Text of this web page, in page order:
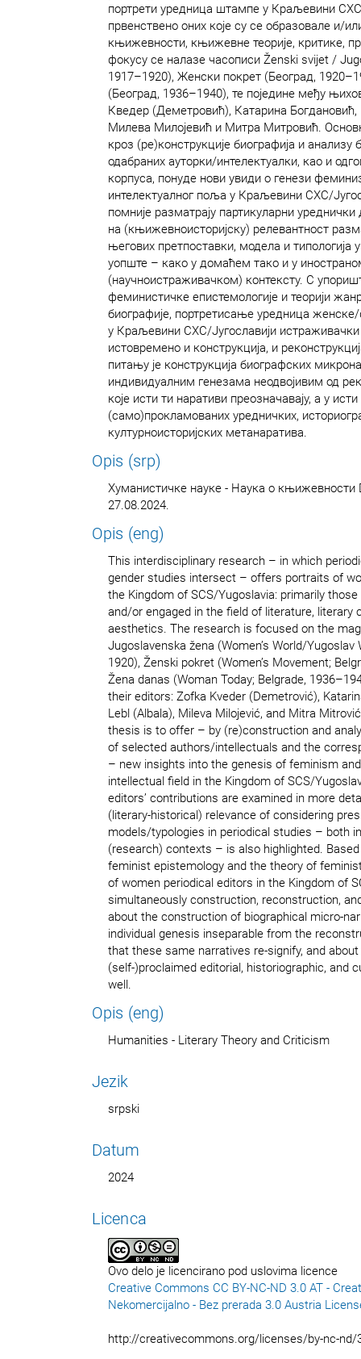
портрети уредница штампе у Краљевини
првенствено оних које су се образовале и/
књижевности, књижевне теорије, критике,
фокусу се налазе часописи Ženski svijet /
1917–1920), Женски покрет (Београд,
(Београд, 1936–1940), те поједине међу
Кведер (Деметровић), Катарина
Милева Милојевић и Митра Митровић.
кроз (ре)конструкције биографија и анализу
одабраних ауторки/интелектуалки, као и
корпуса, понуде нови увиди о генези
интелектуалног поља у Краљевини СХС/
помније разматрају партикуларни уреднички
на (књижевноисторијску) релевантност
његових претпоставки, модела и типологија
уопште – како у домаћем тако и у
(научноистраживачком) контексту. С
феминистичке епистемологије и теорији
биографије, портретисање уредница
у Краљевини СХС/Југославији истраживачки
истовремено и конструкција, и
питању је конструкција биографских
индивидуалним генезама неодвојивим од
које исти ти наративи преозначавају, а у
(само)прокламованих уредничких,
културноисторијских метанаратива.
Opis (srp)
Хуманистичке науке - Наука о књижевности
27.08.2024.
Opis (eng)
This interdisciplinary research – in which
gender studies intersect – offers portraits of
the Kingdom of SCS/Yugoslavia: primarily
and/or engaged in the field of literature, literary
aesthetics. The research is focused on the
Jugoslavenska žena (Women’s World/Yugoslav
1920), Ženski pokret (Women’s Movement;
Žena danas (Woman Today; Belgrade,
their editors: Zofka Kveder (Demetrović),
Lebl (Albala), Mileva Milojević, and Mitra
thesis is to offer – by (re)construction and
of selected authors/intellectuals and the
– new insights into the genesis of feminism
intellectual field in the Kingdom of SCS/
editors’ contributions are examined in more
(literary-historical) relevance of considering
models/typologies in periodical studies – both
(research) contexts – is also highlighted.
feminist epistemology and the theory of
of women periodical editors in the Kingdom of
simultaneously construction, reconstruction,
about the construction of biographical micro-
individual genesis inseparable from the
that these same narratives re-signify, and
(self-)proclaimed editorial, historiographic, and
well.
Opis (eng)
Humanities - Literary Theory and Criticism
Jezik
srpski
Datum
2024
Licenca
Ovo delo je licencirano pod uslovima licence
Creative Commons CC BY-NC-ND 3.0 AT -
Nekomercijalno - Bez prerada 3.0 Austria
http://creativecommons.org/licenses/by-nc-